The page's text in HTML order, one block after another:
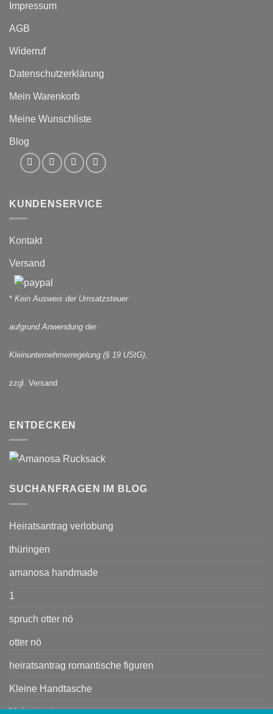
Impressum
AGB
Widerruf
Datenschutzerklärung
Mein Warenkorb
Meine Wunschliste
Blog
KUNDENSERVICE
Kontakt
Versand
* Kein Ausweis der Umsatzsteuer
aufgrund Anwendung der
Kleinunternehmerregelung (§ 19 UStG),
zzgl. Versand
ENTDECKEN
SUCHANFRAGEN IM BLOG
Heiratsantrag verlobung
thüringen
amanosa handmade
1
spruch otter nö
otter nö
heiratsantrag romantische figuren
Kleine Handtasche
Heiratsant rag